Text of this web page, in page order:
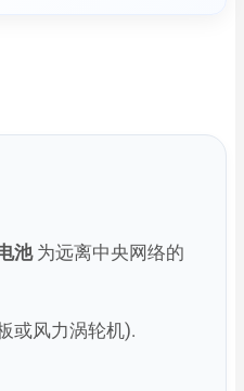
池为远离中央网络的
或风力涡轮机).